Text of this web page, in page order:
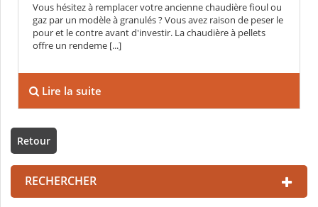
Vous hésitez à remplacer votre ancienne chaudière fioul ou
gaz par un modèle à granulés ? Vous avez raison de peser le
pour et le contre avant d'investir. La chaudière à pellets
offre un rendeme [...]
Lire la suite
Retour
RECHERCHER